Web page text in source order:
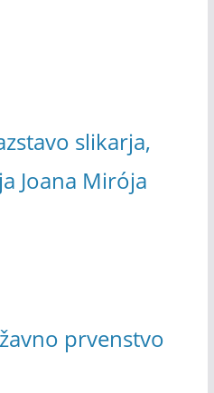
slikarja,
Joana Mirója
prvenstvo